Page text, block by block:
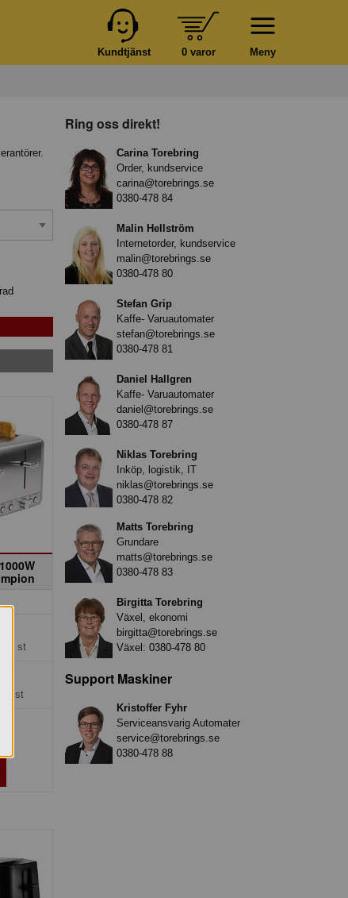
Meny
0 varor
Kundtjänst
1 st
4*1 st
Ring oss direkt!
Carina Torebring
Order, kundservice
carina@torebrings.se
0380-478 84
Malin Hellström
Internetorder, kundservice
malin@torebrings.se
0380-478 80
Stefan Grip
Kaffe- Varuautomater
stefan@torebrings.se
0380-478 81
Daniel Hallgren
Kaffe- Varuautomater
daniel@torebrings.se
0380-478 87
Niklas Torebring
Inköp, logistik, IT
niklas@torebrings.se
0380-478 82
Matts Torebring
Grundare
matts@torebrings.se
0380-478 83
Birgitta Torebring
Växel, ekonomi
birgitta@torebrings.se
Växel: 0380-478 80
Support Maskiner
Kristoffer Fyhr
Serviceansvarig Automater
service@torebrings.se
0380-478 88